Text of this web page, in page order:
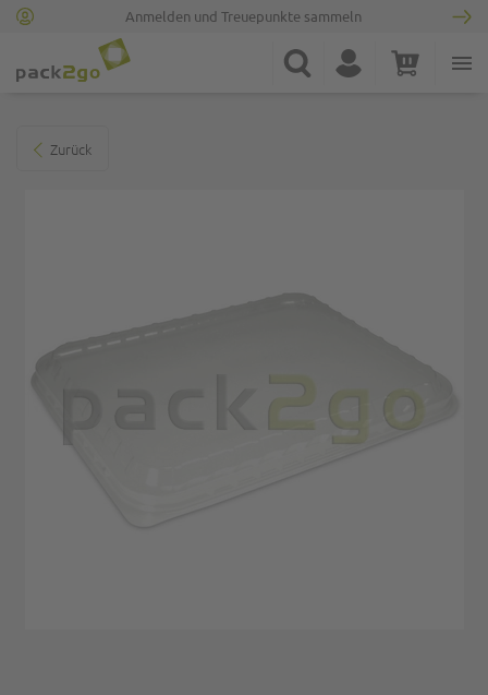
Anmelden und Treuepunkte sammeln
Suche Konto Warenkorb
Zurück